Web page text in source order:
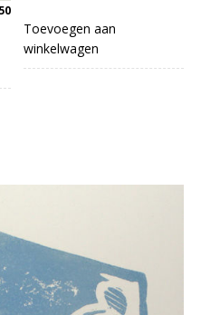
Toevoegen aan
winkelwagen